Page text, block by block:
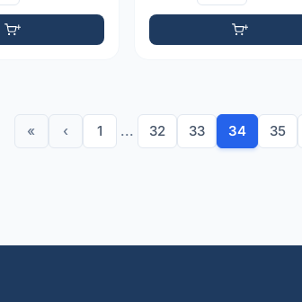
« ‹ 1 ... 32 33 34 35